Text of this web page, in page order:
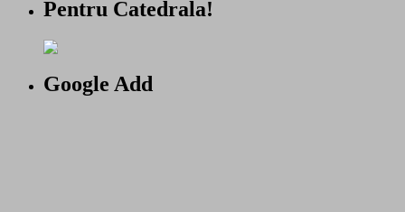
Pentru Catedrala!
Google Add